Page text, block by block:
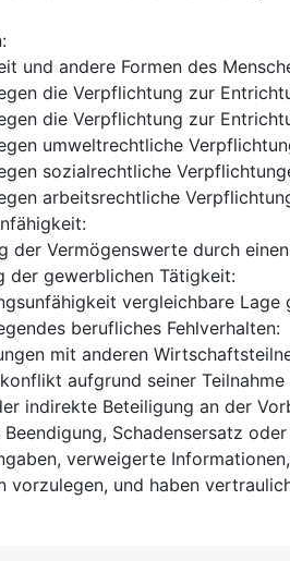
:
und andere Formen des
die Verpflichtung zur
die Verpflichtung zur
umweltrechtliche
sozialrechtliche
arbeitsrechtliche
:
der Vermögenswerte durch
der gewerblichen Tätigkeit:
vergleichbare
berufliches Fehlverhalten:
mit anderen
aufgrund seiner
indirekte Beteiligung an der
Schadensersatz
verweigerte
vorzulegen, und haben